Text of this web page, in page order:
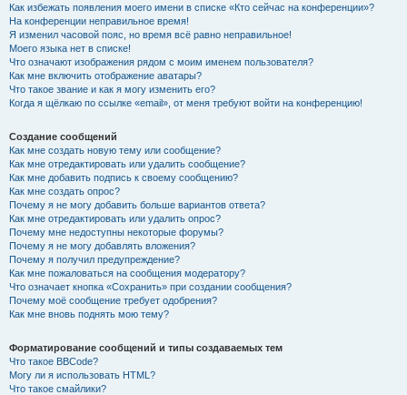
Как избежать появления моего имени в списке «Кто сейчас на конференции»?
На конференции неправильное время!
Я изменил часовой пояс, но время всё равно неправильное!
Моего языка нет в списке!
Что означают изображения рядом с моим именем пользователя?
Как мне включить отображение аватары?
Что такое звание и как я могу изменить его?
Когда я щёлкаю по ссылке «email», от меня требуют войти на конференцию!
Создание сообщений
Как мне создать новую тему или сообщение?
Как мне отредактировать или удалить сообщение?
Как мне добавить подпись к своему сообщению?
Как мне создать опрос?
Почему я не могу добавить больше вариантов ответа?
Как мне отредактировать или удалить опрос?
Почему мне недоступны некоторые форумы?
Почему я не могу добавлять вложения?
Почему я получил предупреждение?
Как мне пожаловаться на сообщения модератору?
Что означает кнопка «Сохранить» при создании сообщения?
Почему моё сообщение требует одобрения?
Как мне вновь поднять мою тему?
Форматирование сообщений и типы создаваемых тем
Что такое BBCode?
Могу ли я использовать HTML?
Что такое смайлики?